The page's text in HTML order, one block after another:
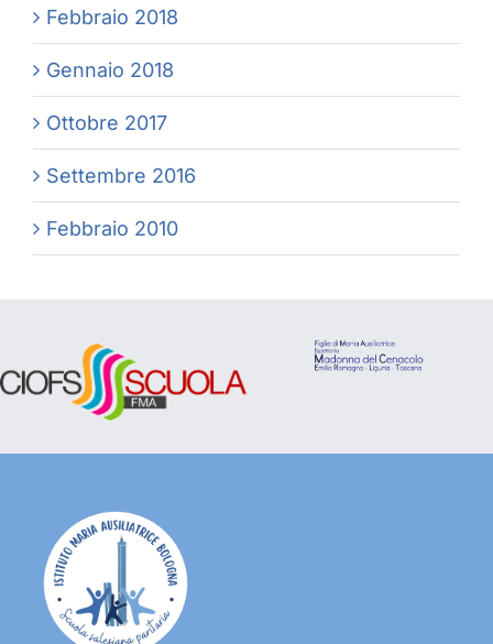
Febbraio 2018
Gennaio 2018
Ottobre 2017
Settembre 2016
Febbraio 2010